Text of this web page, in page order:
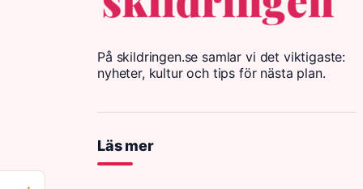
På skildringen.se samlar vi det viktigaste:
nyheter, kultur och tips för nästa plan.
Läs mer